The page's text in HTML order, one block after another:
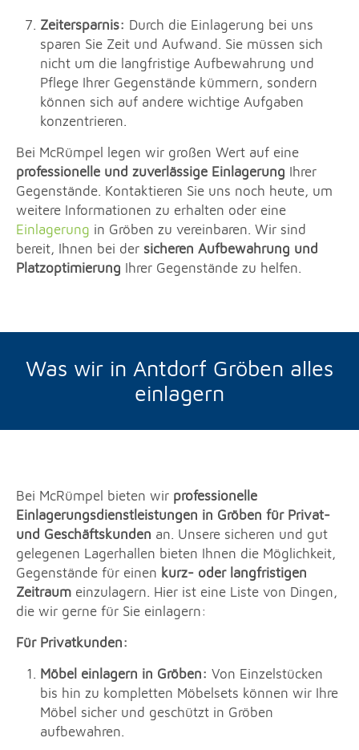
Zeitersparnis: Durch die Einlagerung bei uns
sparen Sie Zeit und Aufwand. Sie müssen sich
nicht um die langfristige Aufbewahrung und
Pflege Ihrer Gegenstände kümmern, sondern
können sich auf andere wichtige Aufgaben
konzentrieren.
Bei McRümpel legen wir großen Wert auf eine
professionelle und zuverlässige Einlagerung Ihrer
Gegenstände. Kontaktieren Sie uns noch heute, um
weitere Informationen zu erhalten oder eine
Einlagerung in Gröben zu vereinbaren. Wir sind
bereit, Ihnen bei der sicheren Aufbewahrung und
Platzoptimierung Ihrer Gegenstände zu helfen.
Was wir in Antdorf Gröben alles
einlagern
Bei McRümpel bieten wir professionelle
Einlagerungsdienstleistungen in Gröben für Privat-
und Geschäftskunden an. Unsere sicheren und gut
gelegenen Lagerhallen bieten Ihnen die Möglichkeit,
Gegenstände für einen kurz- oder langfristigen
Zeitraum einzulagern. Hier ist eine Liste von Dingen,
die wir gerne für Sie einlagern:
Für Privatkunden:
Möbel einlagern in Gröben: Von Einzelstücken
bis hin zu kompletten Möbelsets können wir Ihre
Möbel sicher und geschützt in Gröben
aufbewahren.